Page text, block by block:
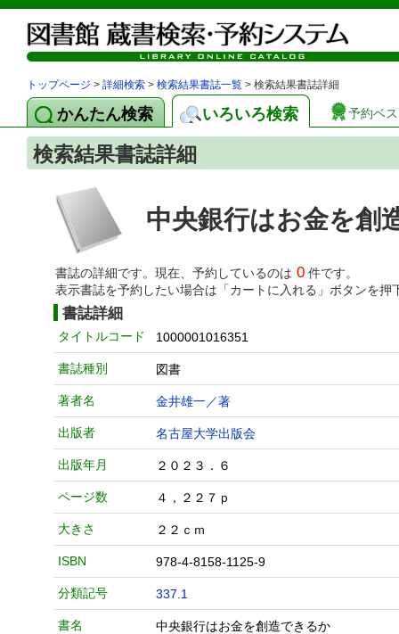
トップページ > 詳細検索 > 検索結果書誌一覧 > 検索結果書誌詳細
かんたん検索 いろいろ検索 予約ベ
検索結果書誌詳細
中央銀行はお金を創
書誌の詳細です。現在、予約しているのは 0 件です。
表示書誌を予約したい場合は「カートに入れる」ボタンを押
書誌詳細
タイトルコード 1000001016351
書誌種別 図書
著者名 金井雄一／著
出版者 名古屋大学出版会
出版年月 ２０２３．６
ページ数 ４，２２７ｐ
大きさ ２２ｃｍ
ISBN 978-4-8158-1125-9
分類記号 337.1
書名 中央銀行はお金を創造できるか